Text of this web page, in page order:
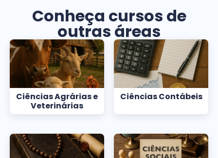
Conheça cursos de
outras áreas
Ciências Agrárias e
Veterinárias
Ciências Contábeis